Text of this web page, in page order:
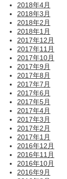
2018年4月
2018年3月
2018年2月
2018年1月
2017年12月
2017年11月
2017年10月
2017年9月
2017年8月
2017年7月
2017年6月
2017年5月
2017年4月
2017年3月
2017年2月
2017年1月
2016年12月
2016年11月
2016年10月
2016年9月